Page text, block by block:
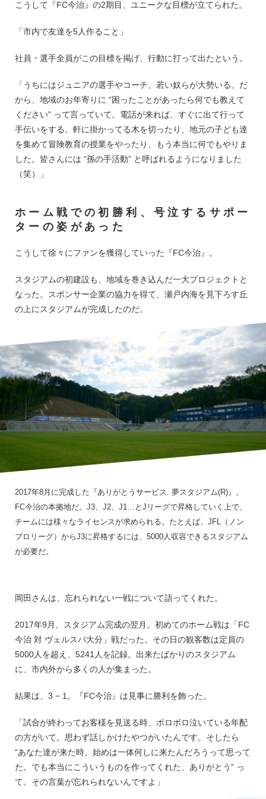
こうして『FC今治』の2期目、ユニークな目標が立てられた。
「市内で友達を5人作ること」
社員・選手全員がこの目標を掲げ、行動に打って出たという。
「うちにはジュニアの選手やコーチ、若い奴らが大勢いる。だ
から、地域のお年寄りに “困ったことがあったら何でも教えて
ください” って言っていて。電話が来れば、すぐに出て行って
手伝いをする。軒に掛かってる木を切ったり、地元の子ども達
を集めて冒険教育の授業をやったり、もう本当に何でもやりま
した。皆さんには “孫の手活動” と呼ばれるようになりました
（笑）」
ホーム戦での初勝利、号泣するサポー
ターの姿があった
こうして徐々にファンを獲得していった『FC今治』。
スタジアムの初建設も、地域を巻き込んだ一大プロジェクトと
なった。スポンサー企業の協力を得て、瀬戸内海を見下ろす丘
の上にスタジアムが完成したのだ。
2017年8月に完成した『ありがとうサービス. 夢スタジアム(R)』。
FC今治の本拠地だ。J3、J2、J1…とJリーグで昇格していく上で、
チームには様々なライセンスが求められる。たとえば、JFL（ノン
プロリーグ）からJ3に昇格するには、5000人収容できるスタジアム
が必要だ。
岡田さんは、忘れられない一戦について語ってくれた。
2017年9月、スタジアム完成の翌月。初めてのホーム戦は「FC
今治 対 ヴェルスパ大分」戦だった。その日の観客数は定員の
5000人を超え、5241人を記録。出来たばかりのスタジアム
に、市内外から多くの人が集まった。
結果は、3 − 1。『FC今治』は見事に勝利を飾った。
「試合が終わってお客様を見送る時、ボロボロ泣いている年配
の方がいて。思わず話しかけたやつがいたんです。そしたら
“あなた達が来た時、始めは一体何しに来たんだろうって思って
た。でも本当にこういうものを作ってくれた、ありがとう” っ
て。その言葉が忘れられないんですよ」